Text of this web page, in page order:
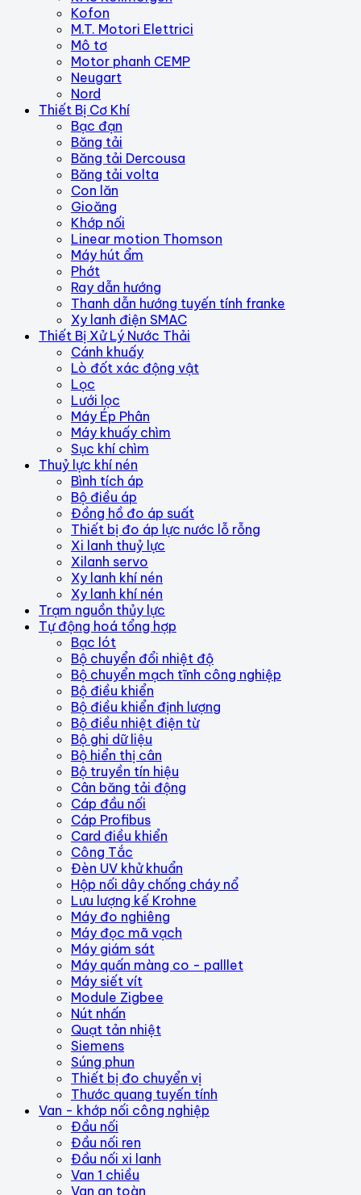
Kofon
M.T. Motori Elettrici
Mô tơ
Motor phanh CEMP
Neugart
Nord
Thiết Bị Cơ Khí
Bạc đạn
Băng tải
Băng tải Dercousa
Băng tải volta
Con lăn
Gioăng
Khớp nối
Linear motion Thomson
Máy hút ẩm
Phớt
Ray dẫn hướng
Thanh dẫn hướng tuyến tính franke
Xy lanh điện SMAC
Thiết Bị Xử Lý Nước Thải
Cánh khuấy
Lò đốt xác động vật
Lọc
Lưới lọc
Máy Ép Phân
Máy khuấy chìm
Sục khí chìm
Thuỷ lực khí nén
Bình tích áp
Bộ điều áp
Đồng hồ đo áp suất
Thiết bị đo áp lực nước lỗ rỗng
Xi lanh thuỷ lực
Xilanh servo
Xy lanh khí nén
Xy lanh khí nén
Trạm nguồn thủy lực
Tự động hoá tổng hợp
Bạc lót
Bộ chuyển đổi nhiệt độ
Bộ chuyển mạch tĩnh công nghiệp
Bộ điều khiển
Bộ điều khiển định lượng
Bộ điều nhiệt điện từ
Bộ ghi dữ liệu
Bộ hiển thị cân
Bộ truyền tín hiệu
Cân băng tải động
Cáp đầu nối
Cáp Profibus
Card điều khiển
Công Tắc
Đèn UV khử khuẩn
Hộp nối dây chống cháy nổ
Lưu lượng kế Krohne
Máy đo nghiêng
Máy đọc mã vạch
Máy giám sát
Máy quấn màng co - palllet
Máy siết vít
Module Zigbee
Nút nhấn
Quạt tản nhiệt
Siemens
Súng phun
Thiết bị đo chuyển vị
Thước quang tuyến tính
Van - khớp nối công nghiệp
Đầu nối
Đầu nối ren
Đầu nối xi lanh
Van 1 chiều
Van an toàn